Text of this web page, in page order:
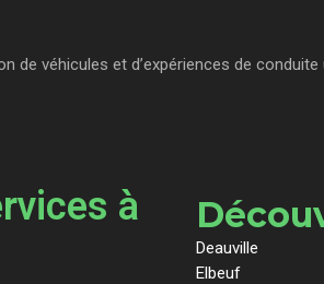
de véhicules et d’expériences de conduite
à
Deauville
Elbeuf